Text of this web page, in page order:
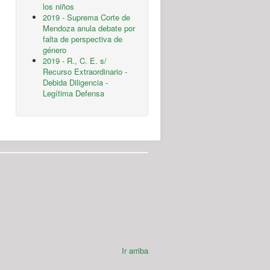
los niños
2019 - Suprema Corte de
Mendoza anula debate por
falta de perspectiva de
género
2019 - R., C. E. s/
Recurso Extraordinario -
Debida Diligencia -
Legítima Defensa
Ir arriba